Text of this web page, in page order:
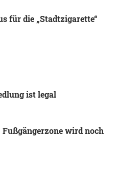
für die „Stadtzigarette“
ist legal
Fußgängerzone wird noch